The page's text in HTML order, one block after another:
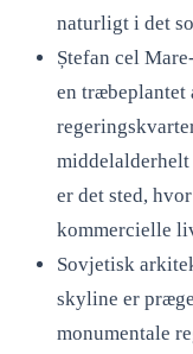
naturligt i det
Ștefan cel
en træbeplantet
middelalderhelt
er det sted,
kommercielle
Sovjetisk
skyline er
monumentale